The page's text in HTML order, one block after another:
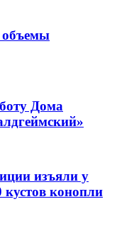
объемы
Дома
изъяли у
конопли